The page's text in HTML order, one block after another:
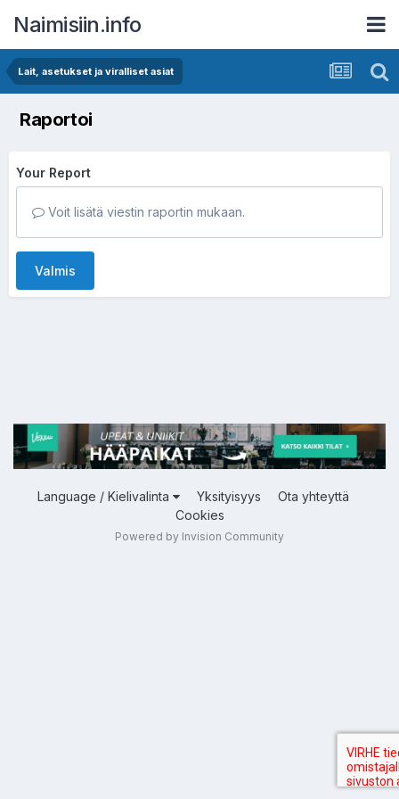
Naimisiin.info
Lait, asetukset ja viralliset asiat
Raportoi
Your Report
Voit lisätä viestin raportin mukaan.
Valmis
Language / Kielivalinta Yksityisyys
Ota yhteyttä
Cookies
Powered by Invision Community